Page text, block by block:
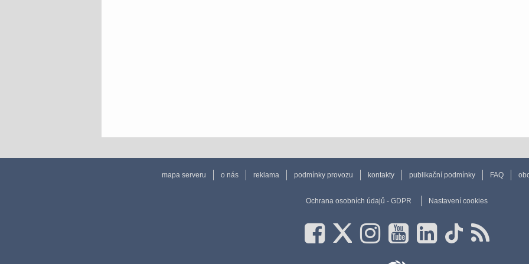
mapa serveru o nás reklama podmínky provozu kontakty publikační podmínky FAQ
Ochrana osobních údajů - GDPR Nastavení cookies